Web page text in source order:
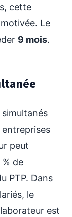
cette
Le
9 mois.
peut
de
PTP. Dans
le
est